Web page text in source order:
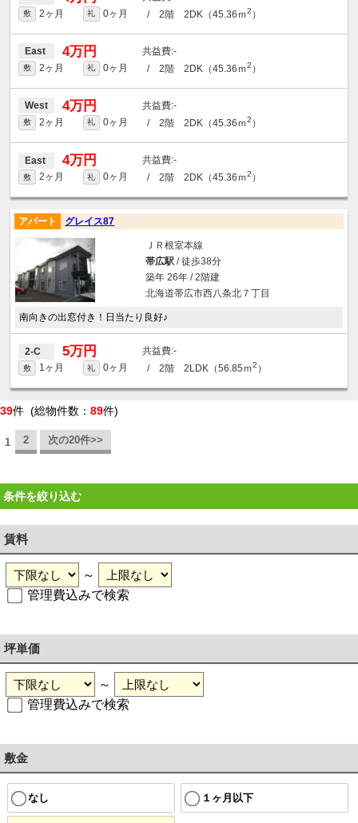
敷 2ヶ月 礼 0ヶ月 / 2階 2DK（45.36ｍ2 ）
East 4万円 -
敷 2ヶ月 礼 0ヶ月 / 2階 2DK（45.36ｍ2 ）
West 4万円 -
敷 2ヶ月 礼 0ヶ月 / 2階 2DK（45.36ｍ2 ）
East 4万円 -
敷 2ヶ月 礼 0ヶ月 / 2階 2DK（45.36ｍ2 ）
アパート グレイス87
ＪＲ根室本線
帯広駅/ 徒歩38分
築年 26年 / 2階建
北海道帯広市西八条北７丁目
南向きの出窓付き！日当たり良好♪
2-C 5万円 -
敷 1ヶ月 礼 0ヶ月 / 2階 2LDK（56.85ｍ2 ）
39件 (総物件数： 89件)
1 2 次の20件>>
条件を絞り込む
賃料
～
管理費込みで検索
坪単価
～
管理費込みで検索
敷金
なし １ヶ月以下